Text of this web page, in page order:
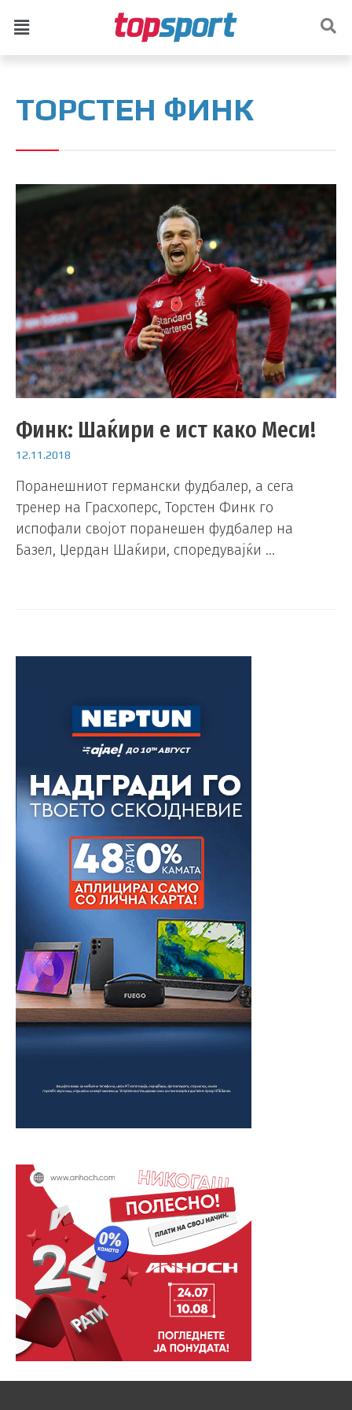
ТОРСТЕН ФИНК
Финк: Шаќири е ист како Меси!
12.11.2018
Поранешниот германски фудбалер, а сега
тренер на Грасхоперс, Торстен Финк го
испофали својот поранешен фудбалер на
Базел, Џердан Шаќири, споредувајќи …